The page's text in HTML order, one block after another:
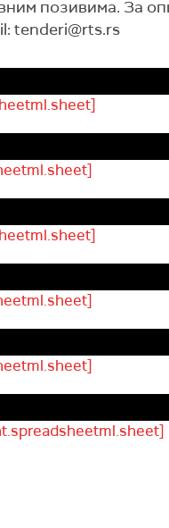
позивима. За
tenderi@rts.rs